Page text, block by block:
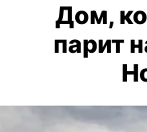
Дом,
парит